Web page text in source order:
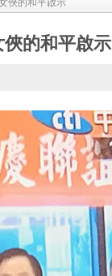
俠的和平啟示
俠的和平啟示